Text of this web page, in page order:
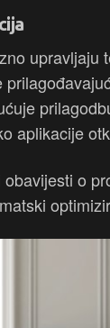
upravljaju
aplikacije
o